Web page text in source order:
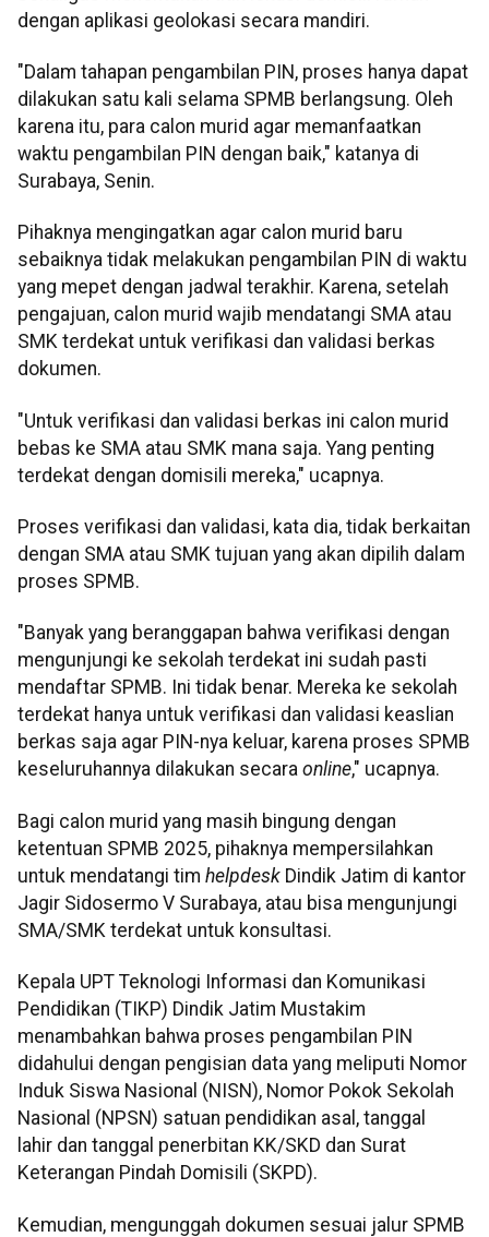
dengan aplikasi geolokasi secara mandiri.
"Dalam tahapan pengambilan PIN, proses hanya dapat
dilakukan satu kali selama SPMB berlangsung. Oleh
karena itu, para calon murid agar memanfaatkan
waktu pengambilan PIN dengan baik," katanya di
Surabaya, Senin.
Pihaknya mengingatkan agar calon murid baru
sebaiknya tidak melakukan pengambilan PIN di waktu
yang mepet dengan jadwal terakhir. Karena, setelah
pengajuan, calon murid wajib mendatangi SMA atau
SMK terdekat untuk verifikasi dan validasi berkas
dokumen.
"Untuk verifikasi dan validasi berkas ini calon murid
bebas ke SMA atau SMK mana saja. Yang penting
terdekat dengan domisili mereka," ucapnya.
Proses verifikasi dan validasi, kata dia, tidak berkaitan
dengan SMA atau SMK tujuan yang akan dipilih dalam
proses SPMB.
"Banyak yang beranggapan bahwa verifikasi dengan
mengunjungi ke sekolah terdekat ini sudah pasti
mendaftar SPMB. Ini tidak benar. Mereka ke sekolah
terdekat hanya untuk verifikasi dan validasi keaslian
berkas saja agar PIN-nya keluar, karena proses SPMB
keseluruhannya dilakukan secara online," ucapnya.
Bagi calon murid yang masih bingung dengan
ketentuan SPMB 2025, pihaknya mempersilahkan
untuk mendatangi tim helpdesk Dindik Jatim di kantor
Jagir Sidosermo V Surabaya, atau bisa mengunjungi
SMA/SMK terdekat untuk konsultasi.
Kepala UPT Teknologi Informasi dan Komunikasi
Pendidikan (TIKP) Dindik Jatim Mustakim
menambahkan bahwa proses pengambilan PIN
didahului dengan pengisian data yang meliputi Nomor
Induk Siswa Nasional (NISN), Nomor Pokok Sekolah
Nasional (NPSN) satuan pendidikan asal, tanggal
lahir dan tanggal penerbitan KK/SKD dan Surat
Keterangan Pindah Domisili (SKPD).
Kemudian, mengunggah dokumen sesuai jalur SPMB